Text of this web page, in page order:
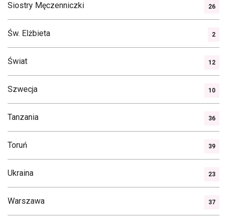
Siostry Męczenniczki 26
Św. Elżbieta 2
Świat 12
Szwecja 10
Tanzania 36
Toruń 39
Ukraina 23
Warszawa 37